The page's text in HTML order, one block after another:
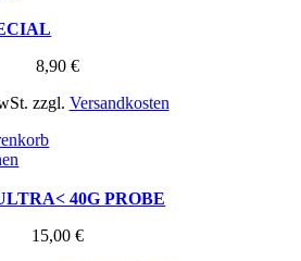
8,90 €
zzgl. Versandkosten
40G PROBE
15,00 €